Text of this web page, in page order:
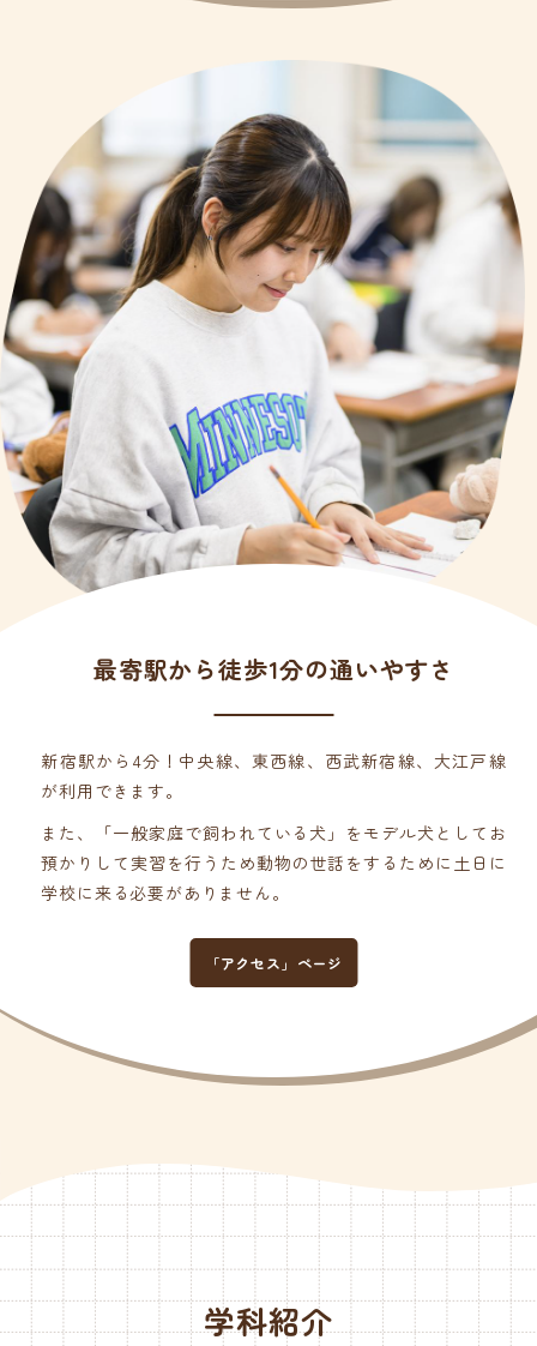
最寄駅から徒歩1分の通いやすさ
新宿駅から4分！中央線、東西線、西武新宿線、大江戸線
が利用できます。
また、「一般家庭で飼われている犬」をモデル犬としてお
預かりして実習を行うため動物の世話をするために土日に
学校に来る必要がありません。
「アクセス」ページ
学科紹介